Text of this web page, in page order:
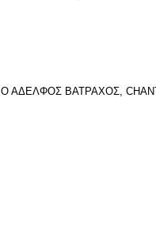
Ο ΑΔΕΛΦΟΣ ΒΑΤΡΑΧΟΣ,